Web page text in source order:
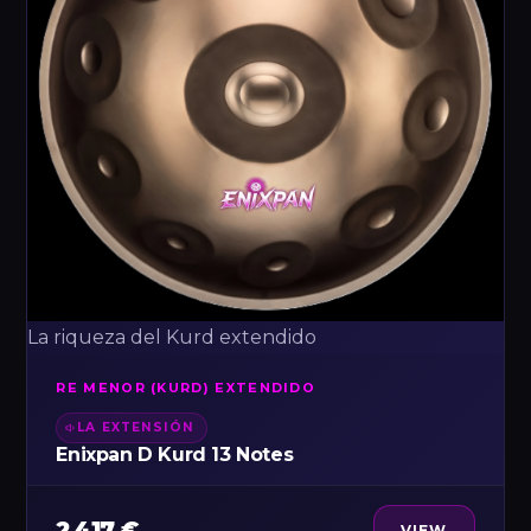
La riqueza del Kurd extendido
RE MENOR (KURD) EXTENDIDO
LA EXTENSIÓN
Enixpan D Kurd 13 Notes